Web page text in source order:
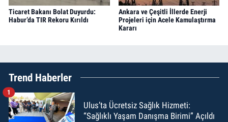
Ticaret Bakanı Bolat Duyurdu:
Habur’da TIR Rekoru Kırıldı
Ankara ve Çeşitli İllerde Enerji
Projeleri için Acele Kamulaştırma
Kararı
Trend Haberler
Ulus’ta Ücretsiz Sağlık Hizmeti:
“Sağlıklı Yaşam Danışma Birimi” Açıldı
1